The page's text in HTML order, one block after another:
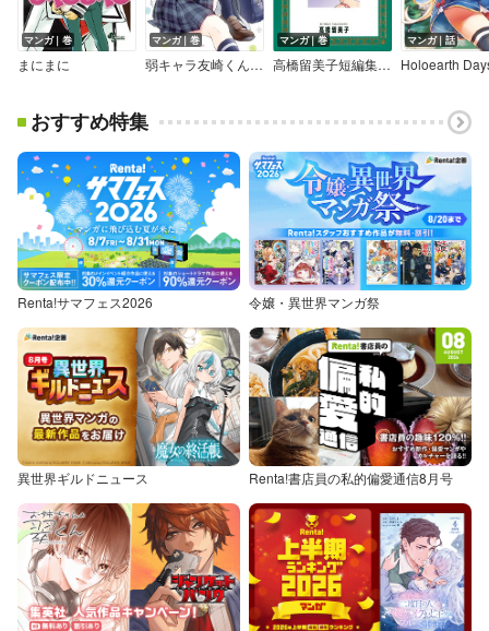
マンガ｜巻
まにまに
マンガ｜巻
弱キャラ友崎くん-ＣＯＭＩＣ-【デジタル版限定特典付き】
マンガ｜巻
高橋留美子短編集 1orW（ワンオアダブル）
マンガ｜話
おすすめ特集
Renta!サマフェス2026 令嬢・異世界マンガ祭
異世界ギルドニュース Renta!書店員の私的偏愛通信8月号